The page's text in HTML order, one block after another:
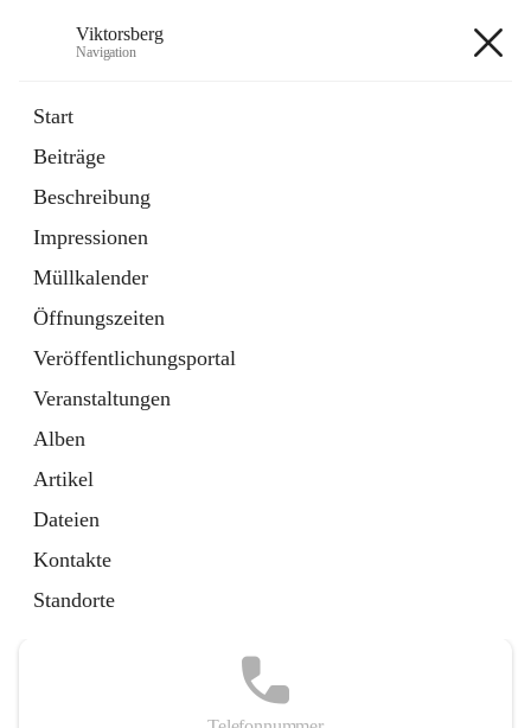
Viktorsberg
Navigation
Start
Beiträge
Beschreibung
Impressionen
Müllkalender
Öffnungszeiten
Veröffentlichungsportal
Veranstaltungen
Alben
Artikel
Dateien
Kontakte
Standorte
1 Schnellzugriff
Bürgerservice
10 Schnellzugriffe